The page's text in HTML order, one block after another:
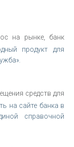
на рынке, банк
продукт для
средств для
на сайте банка в
справочной